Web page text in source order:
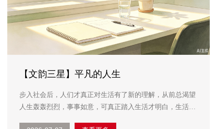
【文韵三星】平凡的人生
步入社会后，人们才真正对生活有了新的理解，从前总渴望
人生轰轰烈烈，事事如意，可真正踏入生活才明白，生活更